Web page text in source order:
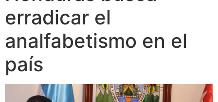
erradicar el
analfabetismo en el
país